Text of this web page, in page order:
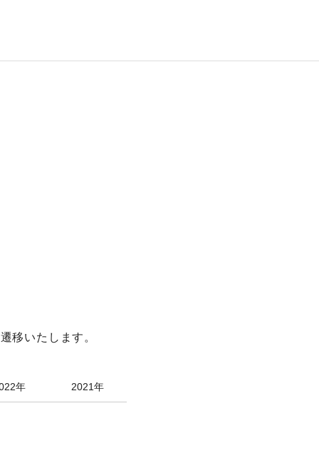
移いたします。
年 2021年